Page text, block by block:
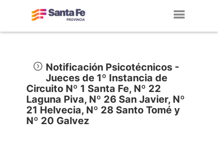
Notificación Psicotécnicos -
Jueces de 1º Instancia de
Circuito Nº 1 Santa Fe, Nº 22
Laguna Piva, Nº 26 San Javier, Nº
21 Helvecia, Nº 28 Santo Tomé y
Nº 20 Galvez